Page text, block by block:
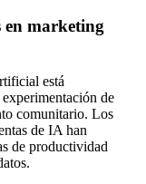
marketing
está
de
comunitario. Los
de IA han
de productividad